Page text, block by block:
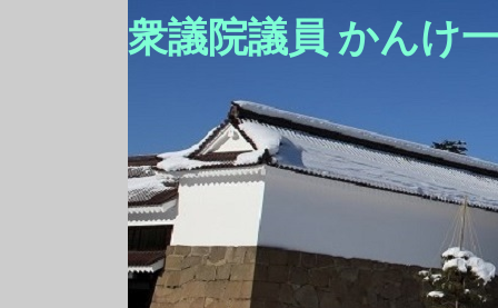
衆議院議員 かんけ